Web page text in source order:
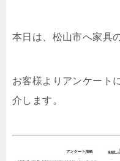
本日は、松山市へ家具
お客様よりアンケート
介します。